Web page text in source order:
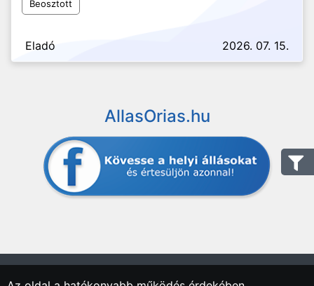
Beosztott
Eladó 2026. 07. 15.
AllasOrias.hu